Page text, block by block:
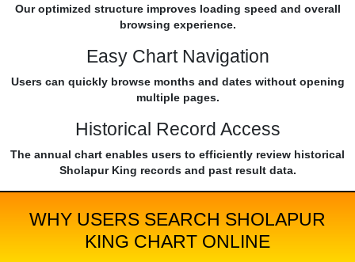
Our optimized structure improves loading speed and overall
browsing experience.
Easy Chart Navigation
Users can quickly browse months and dates without opening
multiple pages.
Historical Record Access
The annual chart enables users to efficiently review historical
Sholapur King records and past result data.
WHY USERS SEARCH SHOLAPUR
KING CHART ONLINE